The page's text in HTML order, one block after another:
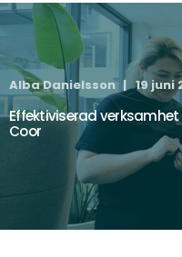
Alba Danielsson 19 juni
Effektiviserad
Coor